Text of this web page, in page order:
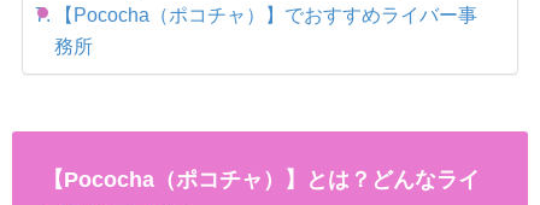
【Pococha（ポコチャ）】でおすすめライバー事
務所
【Pococha（ポコチャ）】とは？どんなライ